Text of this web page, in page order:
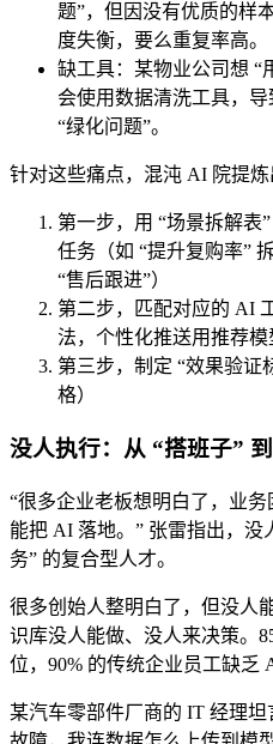
题”，但因没有优质的样
度失衡，要么重复率高。
缺工具：某物业公司想 “
会使用数据清洗工具，
“绿化问题”。
针对这些痛点，混沌 AI 院提炼
第一步，用 “场景拆解表
任务（如 “提升复购率”
“售后跟进”）
第二步，匹配对应的 AI
法，个性化推送用推荐模
第三步，制定 “效果验证
格）
没人执行：从 “搭班子”
“很多企业老板想明白了，业
能把 AI 落地。” 张雷指出，没
务” 的复合型人才。
很多创始人整明白了，但没人
识库没人能做、没人来决策。
位，90% 的传统企业员工缺乏
某汽车零部件厂商的 IT 经理